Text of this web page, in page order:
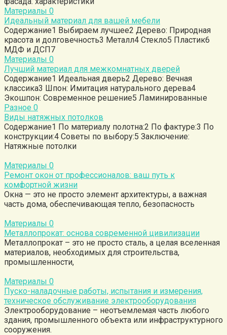
Материалы 0
Идеальный материал для вашей мебели
Содержание1 Выбираем лучшее2 Дерево: Природная
красота и долговечность3 Металл4 Стекло5 Пластик6
МДФ и ДСП7
Материалы 0
Лучший материал для межкомнатных дверей
Содержание1 Идеальная дверь2 Дерево: Вечная
классика3 Шпон: Имитация натурального дерева4
Экошпон: Современное решение5 Ламинированные
Разное 0
Виды натяжных потолков
Содержание1 По материалу полотна:2 По фактуре:3 По
конструкции:4 Советы по выбору:5 Заключение:
Натяжные потолки
Материалы 0
Ремонт окон от профессионалов: ваш путь к
комфортной жизни
Окна — это не просто элемент архитектуры, а важная
часть дома, обеспечивающая тепло, безопасность
Материалы 0
Металлопрокат: основа современной цивилизации
Металлопрокат – это не просто сталь, а целая вселенная
материалов, необходимых для строительства,
промышленности,
Материалы 0
Пуско-наладочные работы, испытания и измерения,
техническое обслуживание электрооборудования
Электрооборудование – неотъемлемая часть любого
здания, промышленного объекта или инфраструктурного
сооружения.